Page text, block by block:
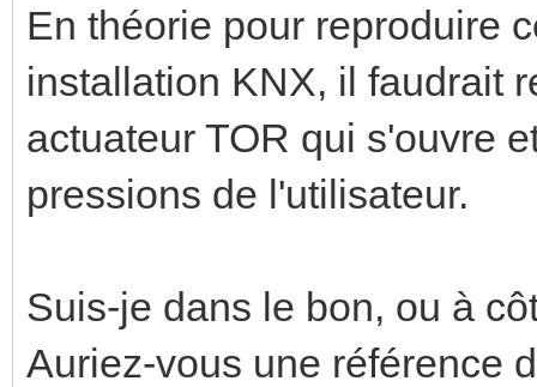
En théorie pour reproduire
installation KNX, il faudrait
actuateur TOR qui s'ouvre
pressions de l'utilisateur.
Suis-je dans le bon, ou à
Auriez-vous une référence